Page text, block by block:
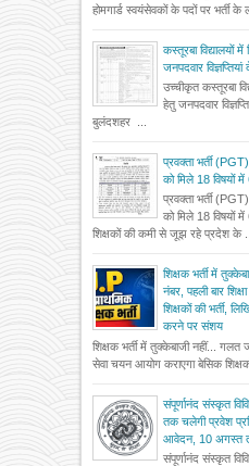
होमगार्ड स्वयंसेवकों के पदों पर भर्ती के
कस्तूरबा विद्यालयों
जनपदवार
उच्चीकृत कस्तूरबा
हेतु जनपदवार
बुलंदशहर ...
प्रवक्ता भर्ती
को मिले 18 विषयों
प्रवक्ता भर्ती
को मिले 18 विषयों में
शिक्षकों की कमी से जूझ रहे प्रदेश के ...
शिक्षक भर्ती में
नंबर, पहली बार
शिक्षकों की भर्ती,
करने पर संशय
शिक्षक भर्ती में तुक्केबाजी नहीं... गलत
सेवा चयन आयोग कराएगा बेसिक शिक्षकों
संपूर्णानंद संस्कृत
तक चलेगी प्रवेश
आवेदन, 10 अगस्त
संपूर्णानंद संस्कृत